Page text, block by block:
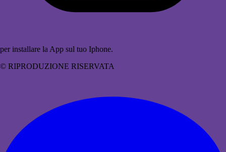
per installare la App sul tuo Iphone.
© RIPRODUZIONE RISERVATA